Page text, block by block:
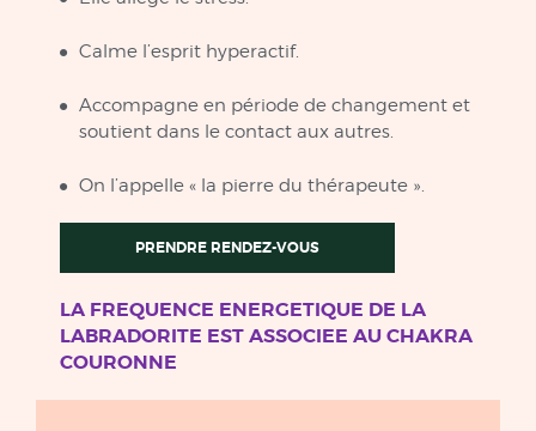
Calme l’esprit hyperactif.
Accompagne en période de changement et
soutient dans le contact aux autres.
On l’appelle « la pierre du thérapeute ».
PRENDRE RENDEZ-VOUS
LA FREQUENCE ENERGETIQUE DE LA
LABRADORITE EST ASSOCIEE AU CHAKRA
COURONNE